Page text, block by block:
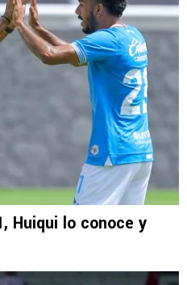
Huiqui lo conoce y